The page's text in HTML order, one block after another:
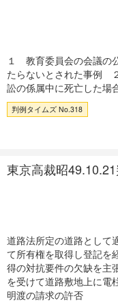
１ 教育委員会の会議の
たらないとされた事例
訟の係属中に死亡した場
判例タイムズ No.318
東京高裁昭
道路法所定の道路として
て所有権を取得し登記を
得の対抗要件の欠缺を主
を受けて道路敷地上に電
明渡の請求の許否